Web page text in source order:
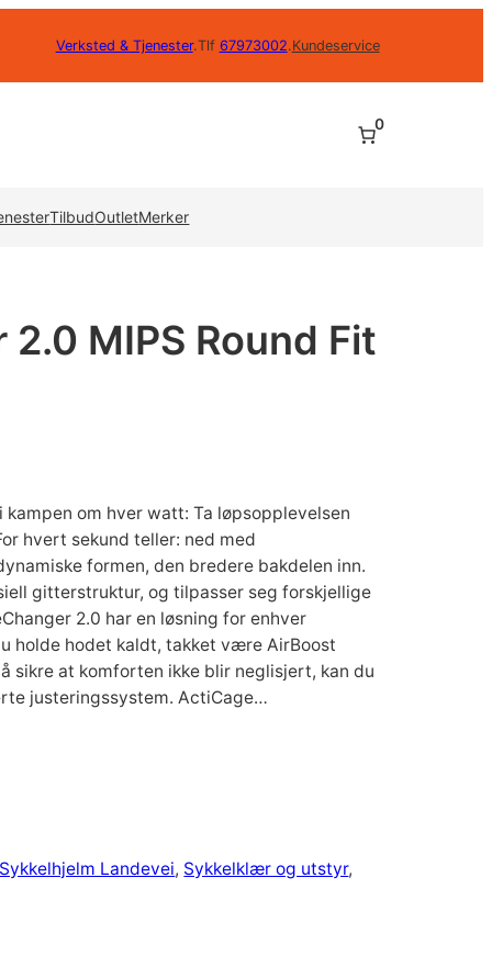
Verksted & Tjenester.Tlf 67973002.Kundeservice
0
TilbudOutletMerker
MIPS Round Fit
kampen om hver watt: Ta løpsopplevelsen
hvert sekund teller: ned med
formen, den bredere bakdelen inn.
gitterstruktur, og tilpasser seg forskjellige
2.0 har en løsning for enhver
holde hodet kaldt, takket være AirBoost
sikre at komforten ikke blir neglisjert, kan du
justeringssystem. ActiCage…
Sykkelhjelm Landevei, Sykkelklær og utstyr